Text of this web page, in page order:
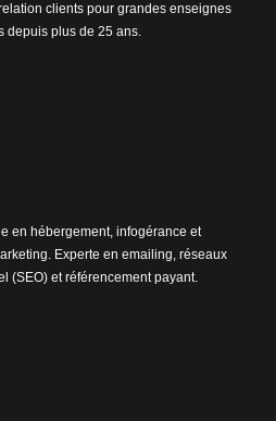
clients pour grandes enseignes
depuis plus de 25 ans.
en hébergement, infogérance et
Experte en emailing, réseaux
(SEO) et référencement payant.